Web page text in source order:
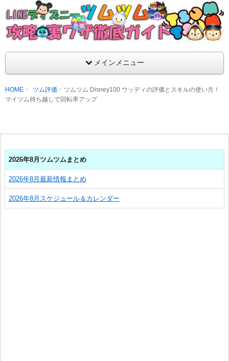
LINEディズニー ツムツム攻略・裏ワザ徹底
支持率No1！痒いところに手が届くツムツム攻略サイト！新ツ
ラ評価も丁寧に解説！ツムツムを120％楽しめるサイトを目指し
メインメニュー
HOME ツム評価
ツムツム Disney100 ウッディの評価とスキルの使い方！
マイツム持ち越しで回転率アップ
2026年8月ツムツムまとめ
2026年8月最新情報まとめ
2026年8月スケジュール＆カレンダー